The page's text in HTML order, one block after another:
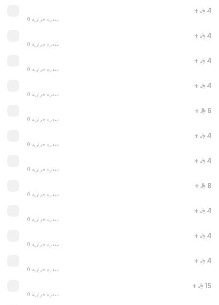
0 سعرة حرارية
⁨⁦‪‬ 43⁩
0 سعرة حرارية
+ ⁨⁦‪‬ 4⁩
0 سعرة حرارية
+ ⁨⁦‪‬ 4⁩
0 سعرة حرارية
+ ⁨⁦‪‬ 4⁩
0 سعرة حرارية
+ ⁨⁦‪‬ 4⁩
0 سعرة حرارية
+ ⁨⁦‪‬ 6⁩
0 سعرة حرارية
+ ⁨⁦‪‬ 4⁩
0 سعرة حرارية
+ ⁨⁦‪‬ 4⁩
0 سعرة حرارية
+ ⁨⁦‪‬ 8⁩
0 سعرة حرارية
+ ⁨⁦‪‬ 4⁩
0 سعرة حرارية
+ ⁨⁦‪‬ 4⁩
0 سعرة حرارية
+ ⁨⁦‪‬ 4⁩
0 سعرة حرارية
+ ⁨⁦‪‬ 15⁩
0 سعرة حرارية